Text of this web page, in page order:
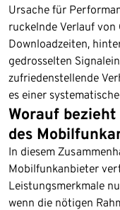
Ursache für
ruckelnde Verlauf von
Downloadzeiten,
gedrosselten
zufriedenstellende
es einer
Worauf
des
In diesem
Mobilfunkanbieter
Leistungsmerkmale
wenn die nötigen